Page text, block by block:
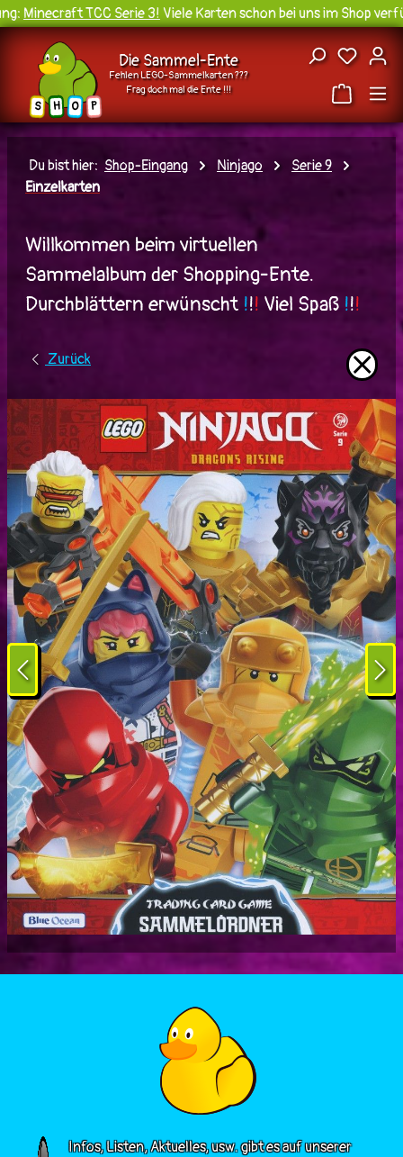
Zum Hauptinhalt springen
Minecraft TCC Serie 3! Viele Karten schon bei uns im Shop
S H O P
Die Sammel-Ente
Fehlen LEGO-Sammelkarten ???
Frag doch mal die Ente !!!
Du
Du bist hier: Shop-Eingang Ninjago
Serie 9
Einzelkarten
Willkommen beim virtuellen
Sammelalbum der Shopping-Ente.
Durchblättern erwünscht !!! Viel Spaß !!!
Zurück ⨯
Infos, Listen, Aktuelles, usw. gibt es auf unserer